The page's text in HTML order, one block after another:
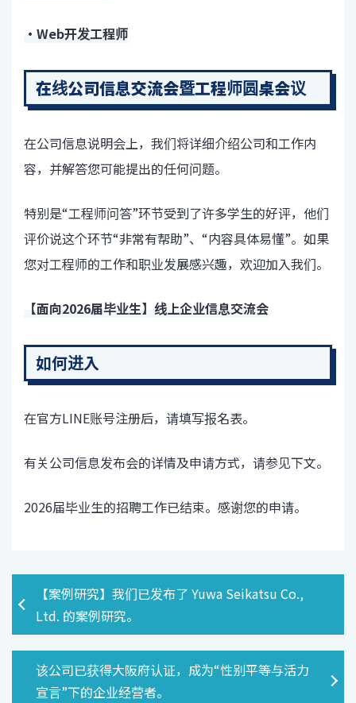
・Web开发工程师
在线公司信息交流会暨工程师圆桌会议
在公司信息说明会上，我们将详细介绍公司和工作内
容，并解答您可能提出的任何问题。
特别是“工程师问答”环节受到了许多学生的好评，他们
评价说这个环节“非常有帮助”、“内容具体易懂”。如果
您对工程师的工作和职业发展感兴趣，欢迎加入我们。
【面向2026届毕业生】线上企业信息交流会
如何进入
在官方LINE账号注册后，请填写报名表。
有关公司信息发布会的详情及申请方式，请参见下文。
2026届毕业生的招聘工作已结束。感谢您的申请。
【案例研究】我们已发布了 Yuwa Seikatsu Co.,
Ltd. 的案例研究。
该公司已获得大阪府认证，成为“性别平等与活力
宣言”下的企业经营者。